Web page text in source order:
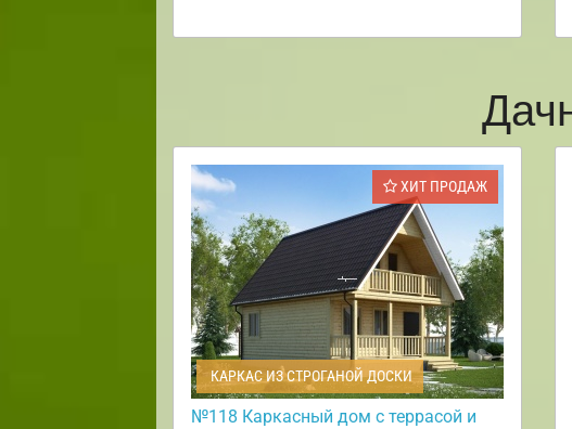
ХИТ ПРОДАЖ
КАРКАС ИЗ СТРОГАНОЙ ДОСКИ
№118 Каркасный дом с террасой и